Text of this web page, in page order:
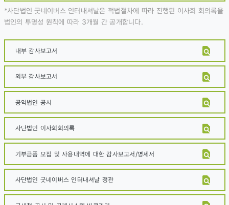
*사단법인 굿네이버스 인터내셔날은 적법절차에 따라 진행된 이사회 회의록을
법인의 투명성 원칙에 따라 3개월 간 공개합니다.
내부 감사보고서
외부 감사보고서
공익법인 공시
사단법인 이사회회의록
기부금품 모집 및 사용내역에 대한 감사보고서/명세서
사단법인 굿네이버스 인터내셔날 정관